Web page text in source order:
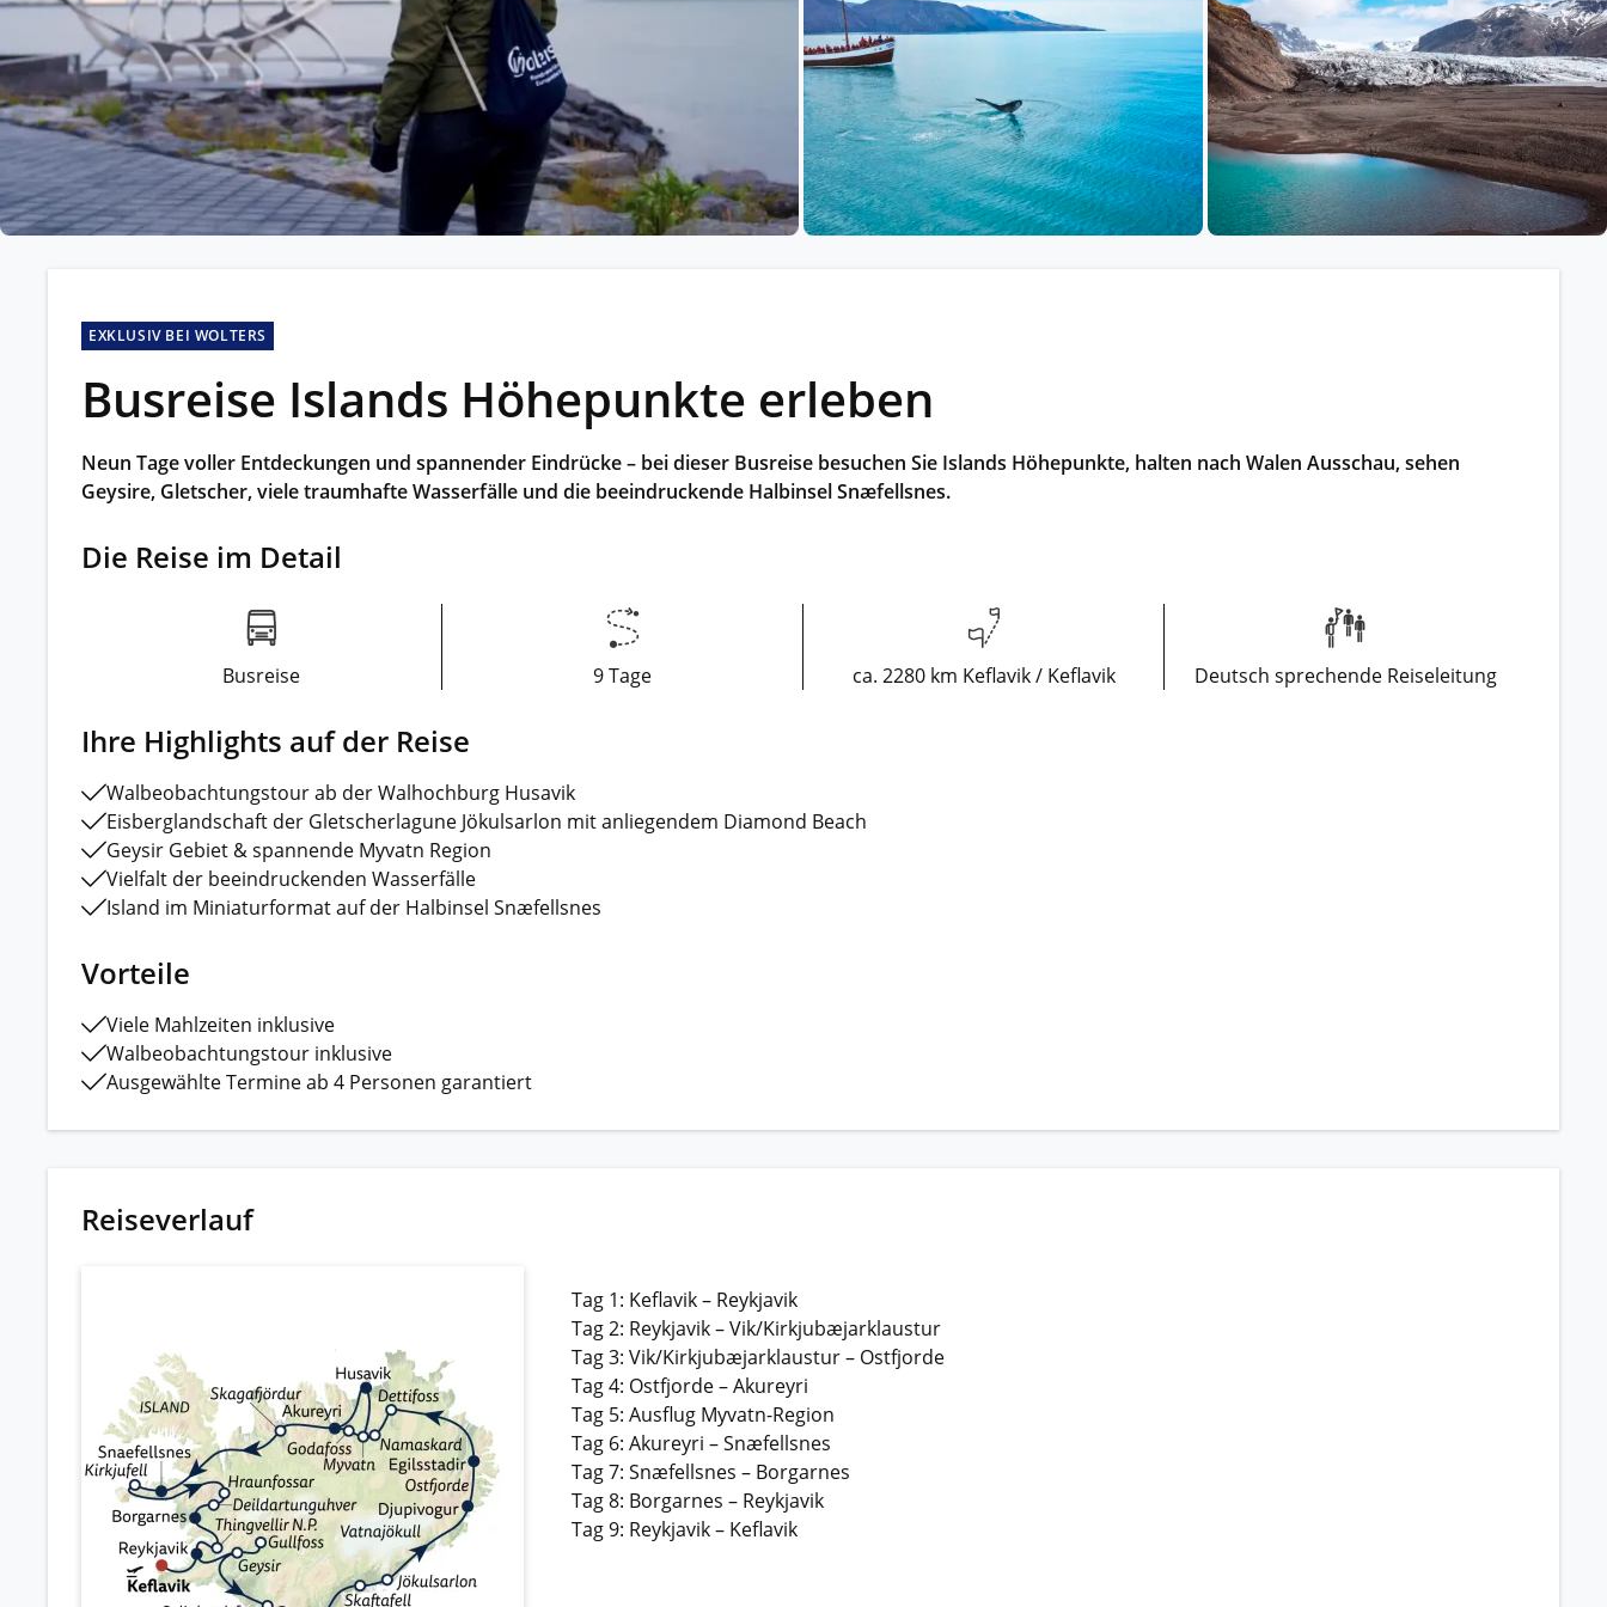
Kleingruppenreisen
Reisen in kleinen Gruppen mit max. 18
Teilnehmern – persönlich, intensiv und
entspannt.
Alle Gruppenreisen
Eine Stadt als Ausgangspunkt für spannende
Erkundungen und Ausflüge in die Umgebung.
Alle Autoreisen & mehr
Landausflüge
Sehenswürdigkeiten an Land entdecken.
Alle Schiffsreisen
EXKLUSIV BEI WOLTERS
Busreise Islands Höhepunkte erleben
Neun Tage voller Entdeckungen und spannender Eindrücke – bei dieser Busreise besuchen Sie Islands Höhepunkte, halten nach Walen Ausschau, sehen
Geysire, Gletscher, viele traumhafte Wasserfälle und die beeindruckende Halbinsel Snæfellsnes.
Die Reise im Detail
Busreise 9 Tage ca. 2280 km Keflavik / Keflavik Deutsch sprechende Reiseleitung
Ihre Highlights auf der Reise
Walbeobachtungstour ab der Walhochburg Husavik
Eisberglandschaft der Gletscherlagune Jökulsarlon mit anliegendem Diamond Beach
Geysir Gebiet & spannende Myvatn Region
Vielfalt der beeindruckenden Wasserfälle
Island im Miniaturformat auf der Halbinsel Snæfellsnes
Vorteile
Viele Mahlzeiten inklusive
Walbeobachtungstour inklusive
Ausgewählte Termine ab 4 Personen garantiert
Reiseverlauf
Tag 1: Keflavik – Reykjavik
Tag 2: Reykjavik – Vik/Kirkjubæjarklaustur
Tag 3: Vik/Kirkjubæjarklaustur – Ostfjorde
Tag 4: Ostfjorde – Akureyri
Tag 5: Ausflug Myvatn-Region
Tag 6: Akureyri – Snæfellsnes
Tag 7: Snæfellsnes – Borgarnes
Tag 8: Borgarnes – Reykjavik
Tag 9: Reykjavik – Keflavik